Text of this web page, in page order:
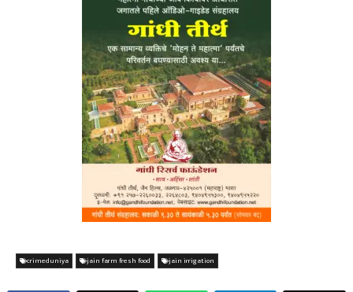
crimeduniya jain farm fresh food jain irrigation